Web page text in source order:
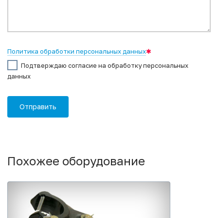
Политика обработки персональных данных✱
Подтверждаю согласие на обработку персональных
данных
Похожее оборудование